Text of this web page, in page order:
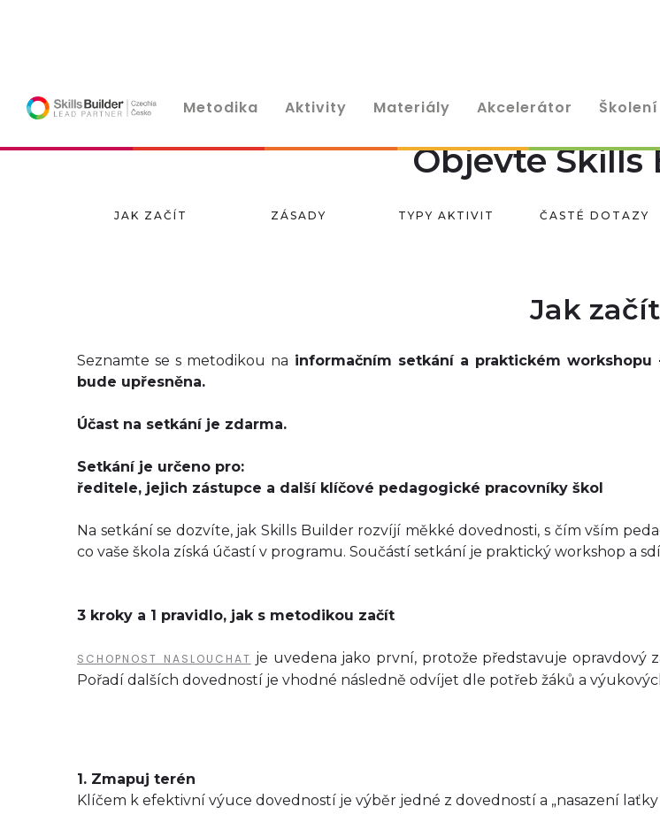
Metodika Aktivity Materiály Akcelerátor Školení
Objevte Skills
JAK ZAČÍT ZÁSADY TYPY AKTIVIT ČASTÉ DOTAZY
Jak začít
Seznamte se s metodikou na informačním setkání a praktickém
bude upřesněna.
Účast na setkání je zdarma.
Setkání je určeno pro:
ředitele, jejich zástupce a další klíčové pedagogické pracovníky škol
Na setkání se dozvíte, jak Skills Builder rozvíjí měkké dovednosti, s čím vším
co vaše škola získá účastí v programu. Součástí setkání je praktický workshop a
3 kroky a 1 pravidlo, jak s metodikou začít
SCHOPNOST NASLOUCHAT je uvedena jako první, protože představuje opravdový
Pořadí dalších dovedností je vhodné následně odvíjet dle potřeb žáků a
1. Zmapuj terén
Klíčem k efektivní výuce dovedností je výběr jedné z dovedností a „nasazení